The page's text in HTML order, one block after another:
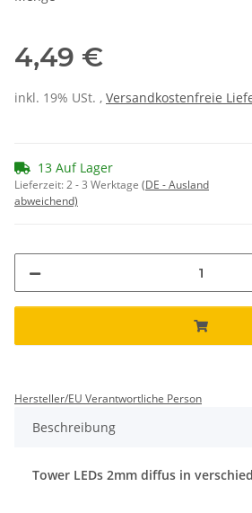
4,49 €
inkl. 19% USt. , Versandkostenfreie
13 Auf Lager
Lieferzeit:2 - 3 Werktage (DE - Ausland
abweichend)
Hersteller/EU Verantwortliche Person
Beschreibung
Tower LEDs 2mm diffus in